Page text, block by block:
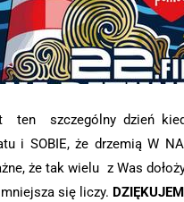
ten szczególny dzień
i SOBIE, że drzemią W
że tak wielu z Was
się liczy.